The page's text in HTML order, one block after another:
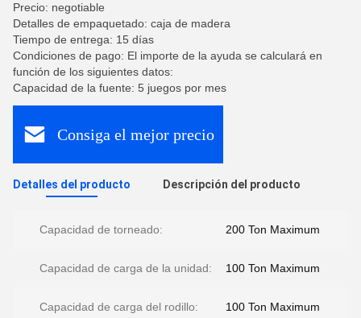
Precio: negotiable
Detalles de empaquetado: caja de madera
Tiempo de entrega: 15 días
Condiciones de pago: El importe de la ayuda se calculará en
función de los siguientes datos:
Capacidad de la fuente: 5 juegos por mes
Consiga el mejor precio
Detalles del producto Descripción del producto
Capacidad de torneado: 200 Ton Maximum
Capacidad de carga de la unidad: 100 Ton Maximum
Capacidad de carga del rodillo: 100 Ton Maximum